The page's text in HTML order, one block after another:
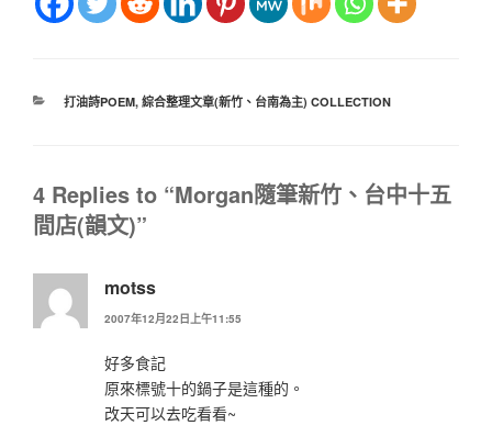
打油詩POEM, 綜合整理文章(新竹、台南為主) COLLECTION
4 Replies to “Morgan隨筆新竹、台中十五
間店(韻文)”
motss
2007年12月22日上午11:55
好多食記
原來標號十的鍋子是這種的。
改天可以去吃看看~